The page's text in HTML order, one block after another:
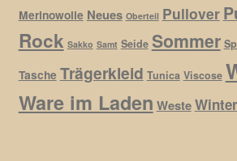
Merinowolle Neues Oberteil Pullover
Rock Sakko Samt Seide Sommer
Tasche Trägerkleid Tunica Viscose
Ware im Laden WesteWinter